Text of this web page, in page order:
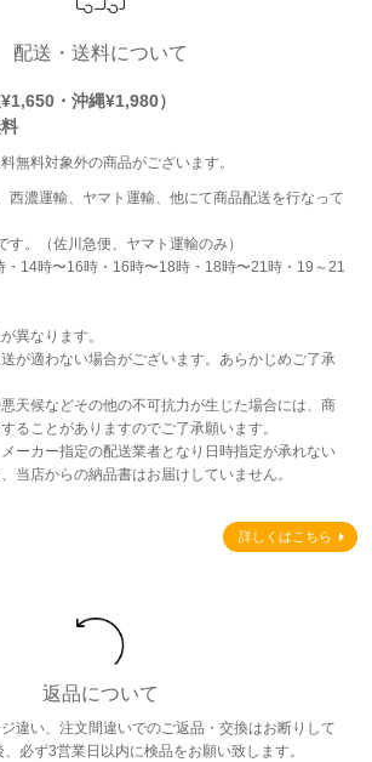
配送・送料について
・沖縄¥1,980）
無料対象外の商品がございます。
西濃運輸、ヤマト運輸、他にて商品配送を行なって
す。（佐川急便、ヤマト運輸のみ）
・14時〜16時・16時〜18時・18時〜21時・19～21
異なります。
が適わない場合がございます。あらかじめご了承
天候などその他の不可抗力が生じた場合には、商
ることがありますのでご了承願います。
ーカー指定の配送業者となり日時指定が承れない
当店からの納品書はお届けしていません。
詳しくはこちら
返品について
違い、注文間違いでのご返品・交換はお断りして
必ず3営業日以内に検品をお願い致します。